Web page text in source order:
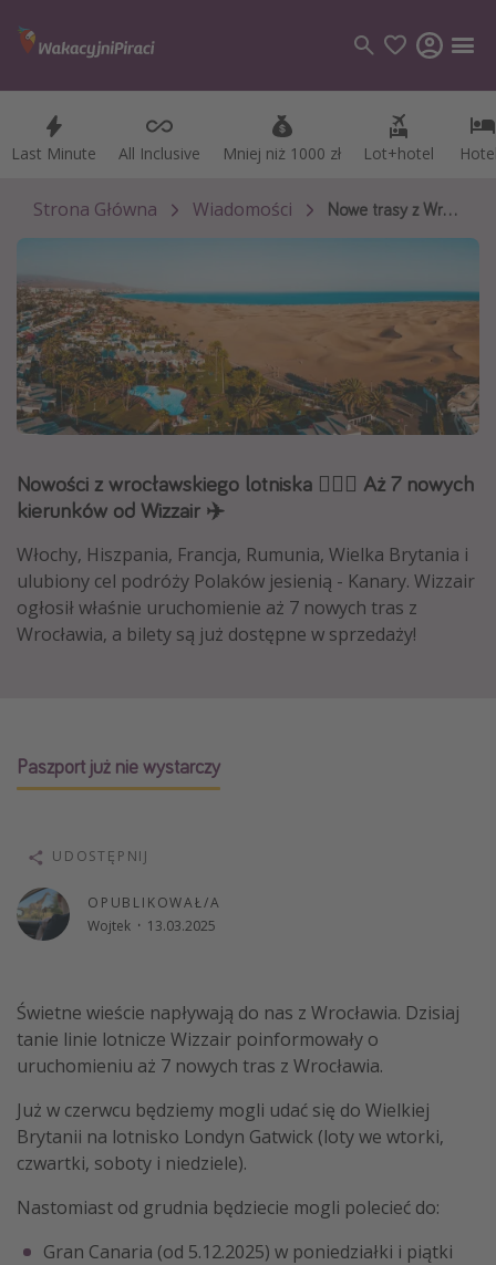
Last Minute All Inclusive Mniej niż 1000 zł Lot+hotel
Last Minute All Inclusive Mniej niż 1000 zł Lot+hotel
Kategorie
Loty
Hotele
Rejsy
Kierunki
Grecja
Egipt
Albania
Zanzibar
Polska
Malediwy
Wakacje do 1000 PLN
Weekend dla dwojga
City Break
Sylwester za granicą
Wyjazd na narty
Wyjazdy na Majówkę
Strona Główna Wiadomości Nowe trasy z Wrocławia
Nowości z wrocławskiego lotniska 🧑🏻‍✈️ Aż 7 nowych
kierunków od Wizzair ✈️
Włochy, Hiszpania, Francja, Rumunia, Wielka Brytania i
ulubiony cel podróży Polaków jesienią - Kanary. Wizzair
ogłosił właśnie uruchomienie aż 7 nowych tras z
Wrocławia, a bilety są już dostępne w sprzedaży!
Paszport już nie wystarczy
OPUBLIKOWAŁ/A
Wojtek · 13.03.2025
UDOSTĘPNIJ
Świetne wieście napływają do nas z Wrocławia. Dzisiaj
tanie linie lotnicze Wizzair poinformowały o
uruchomieniu aż 7 nowych tras z Wrocławia.
Już w czerwcu będziemy mogli udać się do Wielkiej
Brytanii na lotnisko Londyn Gatwick (loty we wtorki,
czwartki, soboty i niedziele).
Nastomiast od grudnia będziecie mogli polecieć do:
Gran Canaria (od 5.12.2025) w poniedziałki i piątki